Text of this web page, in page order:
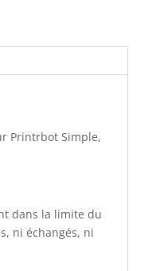
Printrbot Simple,
dans la limite du
ni échangés, ni